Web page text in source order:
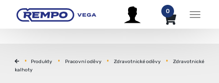
Menu
0
Produkty Pracovní oděvy Zdravotnické oděvy
Zdravotnické
kalhoty